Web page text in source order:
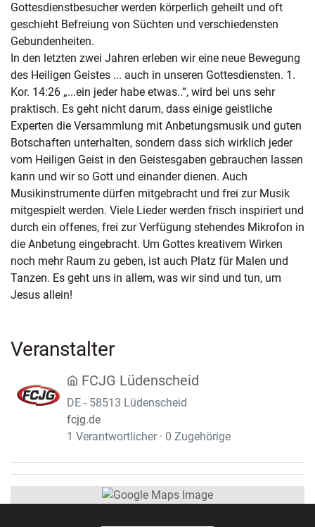
Gottesdienstbesucher werden körperlich geheilt und oft
geschieht Befreiung von Süchten und verschiedensten
Gebundenheiten.
In den letzten zwei Jahren erleben wir eine neue Bewegung
des Heiligen Geistes ... auch in unseren Gottesdiensten. 1.
Kor. 14:26 „...ein jeder habe etwas..“, wird bei uns sehr
praktisch. Es geht nicht darum, dass einige geistliche
Experten die Versammlung mit Anbetungsmusik und guten
Botschaften unterhalten, sondern dass sich wirklich jeder
vom Heiligen Geist in den Geistesgaben gebrauchen lassen
kann und wir so Gott und einander dienen. Auch
Musikinstrumente dürfen mitgebracht und frei zur Musik
mitgespielt werden. Viele Lieder werden frisch inspiriert und
durch ein offenes, frei zur Verfügung stehendes Mikrofon in
die Anbetung eingebracht. Um Gottes kreativem Wirken
noch mehr Raum zu geben, ist auch Platz für Malen und
Tanzen. Es geht uns in allem, was wir sind und tun, um
Jesus allein!
Veranstalter
FCJG Lüdenscheid
DE - 58513 Lüdenscheid
fcjg.de
1 Verantwortlicher · 0 Zugehörige